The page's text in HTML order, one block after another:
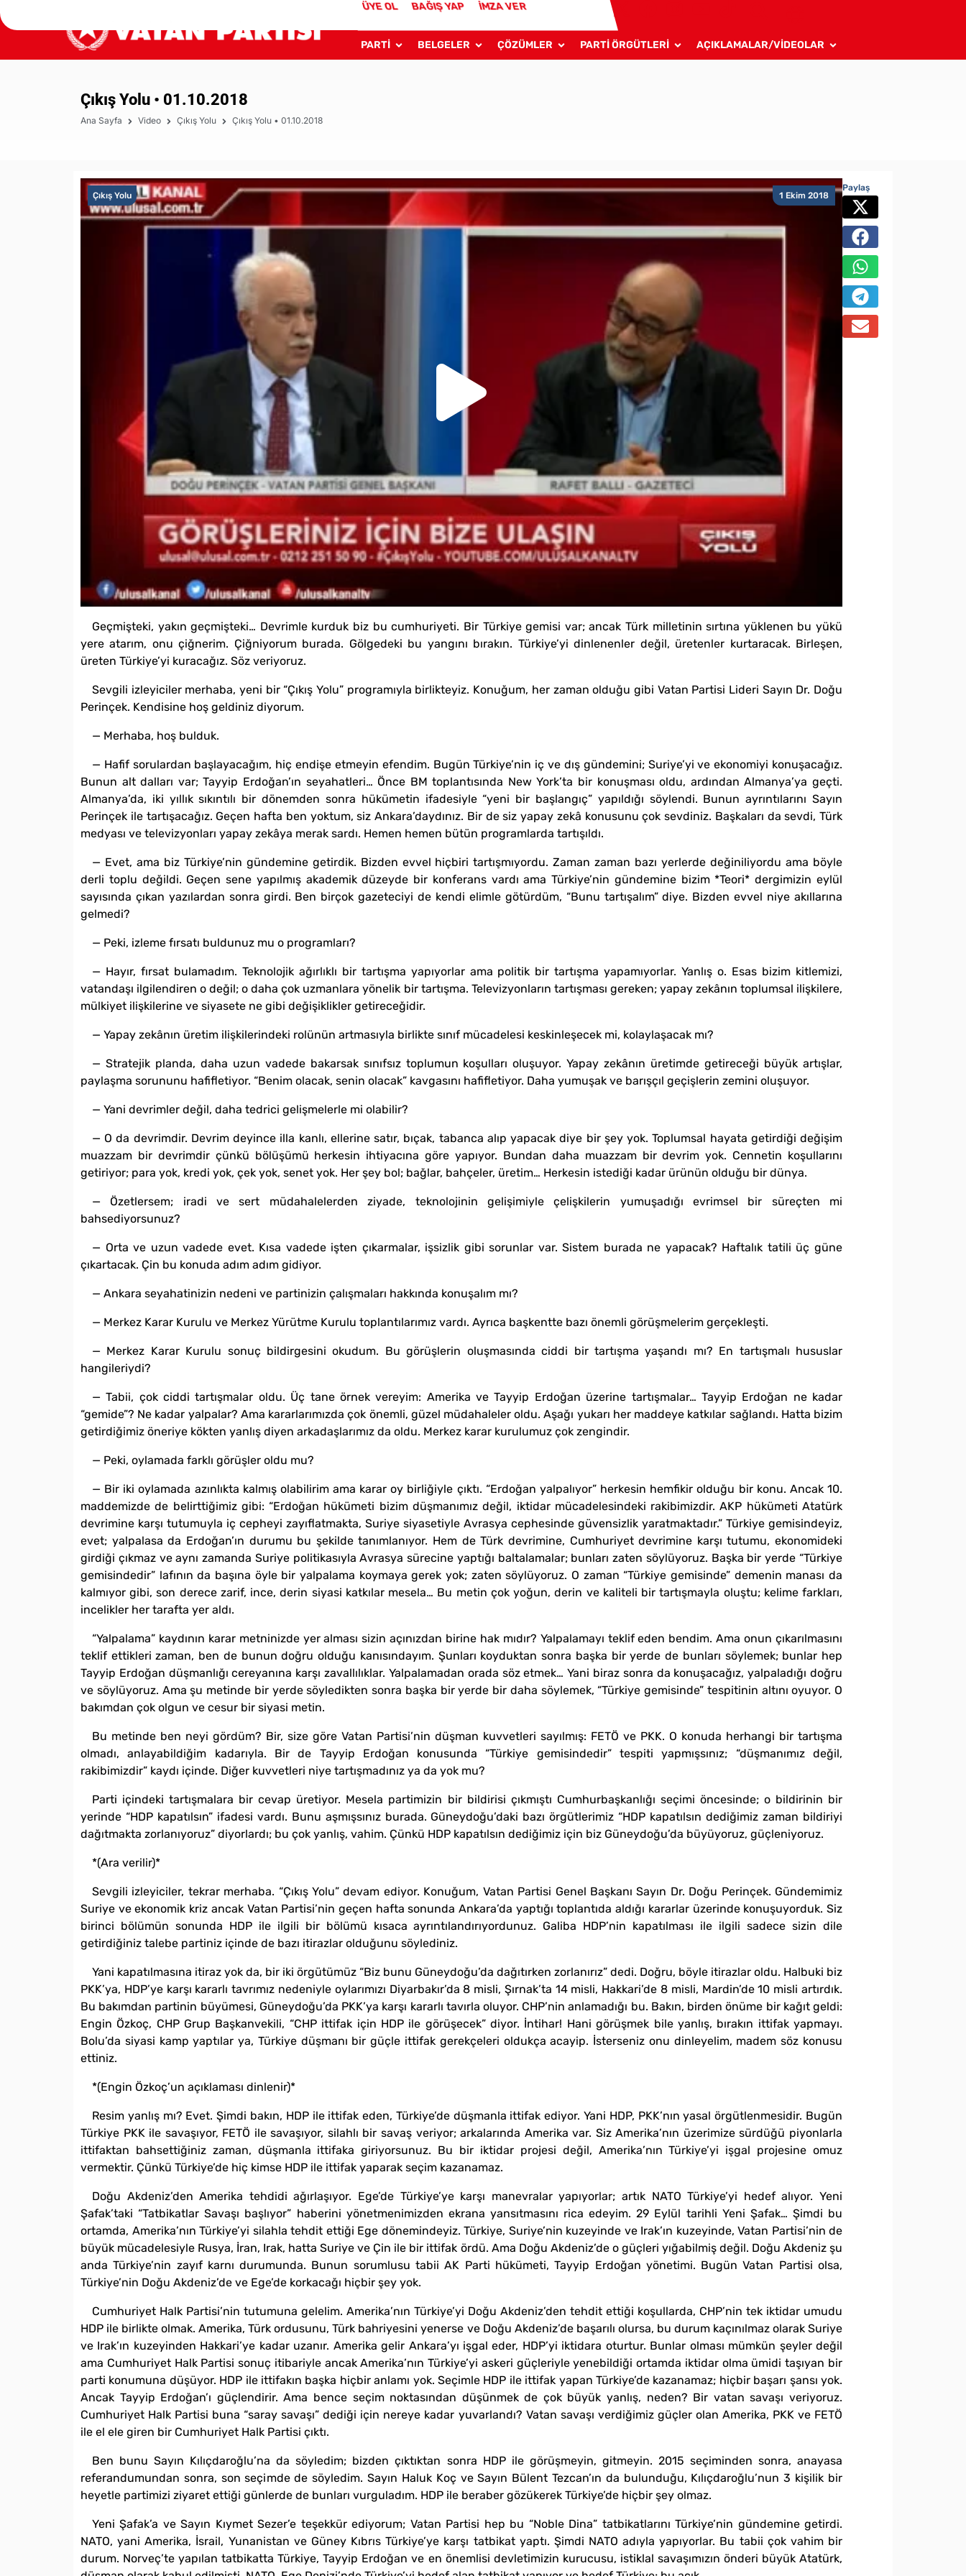
ÜYE OL BAĞIŞ YAP İMZA VER
PARTİ BELGELER ÇÖZÜMLER PARTİ ÖRGÜTLERİ AÇIKLAMALAR/VİDEOLAR
Çıkış Yolu • 01.10.2018
Ana Sayfa Video Çıkış Yolu Çıkış Yolu • 01.10.2018
1 Ekim 2018
Çıkış Yolu
Geçmişteki, yakın geçmişteki… Devrimle kurduk biz bu cumhuriyeti. Bir Türkiye gemisi var; ancak Türk milletinin sırtına yüklenen bu yükü
yere atarım, onu çiğnerim. Çiğniyorum burada. Gölgedeki bu yangını bırakın. Türkiye’yi dinlenenler değil, üretenler kurtaracak. Birleşen,
üreten Türkiye’yi kuracağız. Söz veriyoruz.
Sevgili izleyiciler merhaba, yeni bir “Çıkış Yolu” programıyla birlikteyiz. Konuğum, her zaman olduğu gibi Vatan Partisi Lideri Sayın Dr. Doğu
Perinçek. Kendisine hoş geldiniz diyorum.
— Merhaba, hoş bulduk.
— Hafif sorulardan başlayacağım, hiç endişe etmeyin efendim. Bugün Türkiye’nin iç ve dış gündemini; Suriye’yi ve ekonomiyi konuşacağız.
Bunun alt dalları var; Tayyip Erdoğan’ın seyahatleri… Önce BM toplantısında New York’ta bir konuşması oldu, ardından Almanya’ya geçti.
Almanya’da, iki yıllık sıkıntılı bir dönemden sonra hükümetin ifadesiyle “yeni bir başlangıç” yapıldığı söylendi. Bunun ayrıntılarını Sayın
Perinçek ile tartışacağız. Geçen hafta ben yoktum, siz Ankara’daydınız. Bir de siz yapay zekâ konusunu çok sevdiniz. Başkaları da sevdi, Türk
medyası ve televizyonları yapay zekâya merak sardı. Hemen hemen bütün programlarda tartışıldı.
— Evet, ama biz Türkiye’nin gündemine getirdik. Bizden evvel hiçbiri tartışmıyordu. Zaman zaman bazı yerlerde değiniliyordu ama böyle
derli toplu değildi. Geçen sene yapılmış akademik düzeyde bir konferans vardı ama Türkiye’nin gündemine bizim *Teori* dergimizin eylül
sayısında çıkan yazılardan sonra girdi. Ben birçok gazeteciyi de kendi elimle götürdüm, “Bunu tartışalım” diye. Bizden evvel niye akıllarına
gelmedi?
— Peki, izleme fırsatı buldunuz mu o programları?
— Hayır, fırsat bulamadım. Teknolojik ağırlıklı bir tartışma yapıyorlar ama politik bir tartışma yapamıyorlar. Yanlış o. Esas bizim kitlemizi,
vatandaşı ilgilendiren o değil; o daha çok uzmanlara yönelik bir tartışma. Televizyonların tartışması gereken; yapay zekânın toplumsal ilişkilere,
mülkiyet ilişkilerine ve siyasete ne gibi değişiklikler getireceğidir.
— Yapay zekânın üretim ilişkilerindeki rolünün artmasıyla birlikte sınıf mücadelesi keskinleşecek mi, kolaylaşacak mı?
— Stratejik planda, daha uzun vadede bakarsak sınıfsız toplumun koşulları oluşuyor. Yapay zekânın üretimde getireceği büyük artışlar,
paylaşma sorununu hafifletiyor. “Benim olacak, senin olacak” kavgasını hafifletiyor. Daha yumuşak ve barışçıl geçişlerin zemini oluşuyor.
— Yani devrimler değil, daha tedrici gelişmelerle mi olabilir?
— O da devrimdir. Devrim deyince illa kanlı, ellerine satır, bıçak, tabanca alıp yapacak diye bir şey yok. Toplumsal hayata getirdiği değişim
muazzam bir devrimdir çünkü bölüşümü herkesin ihtiyacına göre yapıyor. Bundan daha muazzam bir devrim yok. Cennetin koşullarını
getiriyor; para yok, kredi yok, çek yok, senet yok. Her şey bol; bağlar, bahçeler, üretim… Herkesin istediği kadar ürünün olduğu bir dünya.
— Özetlersem; iradi ve sert müdahalelerden ziyade, teknolojinin gelişimiyle çelişkilerin yumuşadığı evrimsel bir süreçten mi
bahsediyorsunuz?
— Orta ve uzun vadede evet. Kısa vadede işten çıkarmalar, işsizlik gibi sorunlar var. Sistem burada ne yapacak? Haftalık tatili üç güne
çıkartacak. Çin bu konuda adım adım gidiyor.
— Ankara seyahatinizin nedeni ve partinizin çalışmaları hakkında konuşalım mı?
— Merkez Karar Kurulu ve Merkez Yürütme Kurulu toplantılarımız vardı. Ayrıca başkentte bazı önemli görüşmelerim gerçekleşti.
— Merkez Karar Kurulu sonuç bildirgesini okudum. Bu görüşlerin oluşmasında ciddi bir tartışma yaşandı mı? En tartışmalı hususlar
hangileriydi?
— Tabii, çok ciddi tartışmalar oldu. Üç tane örnek vereyim: Amerika ve Tayyip Erdoğan üzerine tartışmalar… Tayyip Erdoğan ne kadar
“gemide”? Ne kadar yalpalar? Ama kararlarımızda çok önemli, güzel müdahaleler oldu. Aşağı yukarı her maddeye katkılar sağlandı. Hatta bizim
getirdiğimiz öneriye kökten yanlış diyen arkadaşlarımız da oldu. Merkez karar kurulumuz çok zengindir.
— Peki, oylamada farklı görüşler oldu mu?
— Bir iki oylamada azınlıkta kalmış olabilirim ama karar oy birliğiyle çıktı. “Erdoğan yalpalıyor” herkesin hemfikir olduğu bir konu. Ancak 10.
maddemizde de belirttiğimiz gibi: “Erdoğan hükümeti bizim düşmanımız değil, iktidar mücadelesindeki rakibimizdir. AKP hükümeti Atatürk
devrimine karşı tutumuyla iç cepheyi zayıflatmakta, Suriye siyasetiyle Avrasya cephesinde güvensizlik yaratmaktadır.” Türkiye gemisindeyiz,
evet; yalpalasa da Erdoğan’ın durumu bu şekilde tanımlanıyor. Hem de Türk devrimine, Cumhuriyet devrimine karşı tutumu, ekonomideki
girdiği çıkmaz ve aynı zamanda Suriye politikasıyla Avrasya sürecine yaptığı baltalamalar; bunları zaten söylüyoruz. Başka bir yerde “Türkiye
gemisindedir” lafının da başına öyle bir yalpalama koymaya gerek yok; zaten söylüyoruz. O zaman “Türkiye gemisinde” demenin manası da
kalmıyor gibi, son derece zarif, ince, derin siyasi katkılar mesela… Bu metin çok yoğun, derin ve kaliteli bir tartışmayla oluştu; kelime farkları,
incelikler her tarafta yer aldı.
“Yalpalama” kaydının karar metninizde yer alması sizin açınızdan birine hak mıdır? Yalpalamayı teklif eden bendim. Ama onun çıkarılmasını
teklif ettikleri zaman, ben de bunun doğru olduğu kanısındayım. Şunları koyduktan sonra başka bir yerde de bunları söylemek; bunlar hep
Tayyip Erdoğan düşmanlığı cereyanına karşı zavallılıklar. Yalpalamadan orada söz etmek… Yani biraz sonra da konuşacağız, yalpaladığı doğru
ve söylüyoruz. Ama şu metinde bir yerde söyledikten sonra başka bir yerde bir daha söylemek, “Türkiye gemisinde” tespitinin altını oyuyor. O
bakımdan çok olgun ve cesur bir siyasi metin.
Bu metinde ben neyi gördüm? Bir, size göre Vatan Partisi’nin düşman kuvvetleri sayılmış: FETÖ ve PKK. O konuda herhangi bir tartışma
olmadı, anlayabildiğim kadarıyla. Bir de Tayyip Erdoğan konusunda “Türkiye gemisindedir” tespiti yapmışsınız; “düşmanımız değil,
rakibimizdir” kaydı içinde. Diğer kuvvetleri niye tartışmadınız ya da yok mu?
Parti içindeki tartışmalara bir cevap üretiyor. Mesela partimizin bir bildirisi çıkmıştı Cumhurbaşkanlığı seçimi öncesinde; o bildirinin bir
yerinde “HDP kapatılsın” ifadesi vardı. Bunu aşmışsınız burada. Güneydoğu’daki bazı örgütlerimiz “HDP kapatılsın dediğimiz zaman bildiriyi
dağıtmakta zorlanıyoruz” diyorlardı; bu çok yanlış, vahim. Çünkü HDP kapatılsın dediğimiz için biz Güneydoğu’da büyüyoruz, güçleniyoruz.
*(Ara verilir)*
Sevgili izleyiciler, tekrar merhaba. “Çıkış Yolu” devam ediyor. Konuğum, Vatan Partisi Genel Başkanı Sayın Dr. Doğu Perinçek. Gündemimiz
Suriye ve ekonomik kriz ancak Vatan Partisi’nin geçen hafta sonunda Ankara’da yaptığı toplantıda aldığı kararlar üzerinde konuşuyorduk. Siz
birinci bölümün sonunda HDP ile ilgili bir bölümü kısaca ayrıntılandırıyordunuz. Galiba HDP’nin kapatılması ile ilgili sadece sizin dile
getirdiğiniz talebe partiniz içinde de bazı itirazlar olduğunu söylediniz.
Yani kapatılmasına itiraz yok da, bir iki örgütümüz “Biz bunu Güneydoğu’da dağıtırken zorlanırız” dedi. Doğru, böyle itirazlar oldu. Halbuki biz
PKK’ya, HDP’ye karşı kararlı tavrımız nedeniyle oylarımızı Diyarbakır’da 8 misli, Şırnak’ta 14 misli, Hakkari’de 8 misli, Mardin’de 10 misli artırdık.
Bu bakımdan partinin büyümesi, Güneydoğu’da PKK’ya karşı kararlı tavırla oluyor. CHP’nin anlamadığı bu. Bakın, birden önüme bir kağıt geldi:
Engin Özkoç, CHP Grup Başkanvekili, “CHP ittifak için HDP ile görüşecek” diyor. İntihar! Hani görüşmek bile yanlış, bırakın ittifak yapmayı.
Bolu’da siyasi kamp yaptılar ya, Türkiye düşmanı bir güçle ittifak gerekçeleri oldukça acayip. İsterseniz onu dinleyelim, madem söz konusu
ettiniz.
*(Engin Özkoç’un açıklaması dinlenir)*
Resim yanlış mı? Evet. Şimdi bakın, HDP ile ittifak eden, Türkiye’de düşmanla ittifak ediyor. Yani HDP, PKK’nın yasal örgütlenmesidir. Bugün
Türkiye PKK ile savaşıyor, FETÖ ile savaşıyor, silahlı bir savaş veriyor; arkalarında Amerika var. Siz Amerika’nın üzerimize sürdüğü piyonlarla
ittifaktan bahsettiğiniz zaman, düşmanla ittifaka giriyorsunuz. Bu bir iktidar projesi değil, Amerika’nın Türkiye’yi işgal projesine omuz
vermektir. Çünkü Türkiye’de hiç kimse HDP ile ittifak yaparak seçim kazanamaz.
Doğu Akdeniz’den Amerika tehdidi ağırlaşıyor. Ege’de Türkiye’ye karşı manevralar yapıyorlar; artık NATO Türkiye’yi hedef alıyor. Yeni
Şafak’taki “Tatbikatlar Savaşı başlıyor” haberini yönetmenimizden ekrana yansıtmasını rica edeyim. 29 Eylül tarihli Yeni Şafak… Şimdi bu
ortamda, Amerika’nın Türkiye’yi silahla tehdit ettiği Ege dönemindeyiz. Türkiye, Suriye’nin kuzeyinde ve Irak’ın kuzeyinde, Vatan Partisi’nin de
büyük mücadelesiyle Rusya, İran, Irak, hatta Suriye ve Çin ile bir ittifak ördü. Ama Doğu Akdeniz’de o güçleri yığabilmiş değil. Doğu Akdeniz şu
anda Türkiye’nin zayıf karnı durumunda. Bunun sorumlusu tabii AK Parti hükümeti, Tayyip Erdoğan yönetimi. Bugün Vatan Partisi olsa,
Türkiye’nin Doğu Akdeniz’de ve Ege’de korkacağı hiçbir şey yok.
Cumhuriyet Halk Partisi’nin tutumuna gelelim. Amerika’nın Türkiye’yi Doğu Akdeniz’den tehdit ettiği koşullarda, CHP’nin tek iktidar umudu
HDP ile birlikte olmak. Amerika, Türk ordusunu, Türk bahriyesini yenerse ve Doğu Akdeniz’de başarılı olursa, bu durum kaçınılmaz olarak Suriye
ve Irak’ın kuzeyinden Hakkari’ye kadar uzanır. Amerika gelir Ankara’yı işgal eder, HDP’yi iktidara oturtur. Bunlar olması mümkün şeyler değil
ama Cumhuriyet Halk Partisi sonuç itibariyle ancak Amerika’nın Türkiye’yi askeri güçleriyle yenebildiği ortamda iktidar olma ümidi taşıyan bir
parti konumuna düşüyor. HDP ile ittifakın başka hiçbir anlamı yok. Seçimle HDP ile ittifak yapan Türkiye’de kazanamaz; hiçbir başarı şansı yok.
Ancak Tayyip Erdoğan’ı güçlendirir. Ama bence seçim noktasından düşünmek de çok büyük yanlış, neden? Bir vatan savaşı veriyoruz.
Cumhuriyet Halk Partisi buna “saray savaşı” dediği için nereye kadar yuvarlandı? Vatan savaşı verdiğimiz güçler olan Amerika, PKK ve FETÖ
ile el ele giren bir Cumhuriyet Halk Partisi çıktı.
Ben bunu Sayın Kılıçdaroğlu’na da söyledim; bizden çıktıktan sonra HDP ile görüşmeyin, gitmeyin. 2015 seçiminden sonra, anayasa
referandumundan sonra, son seçimde de söyledim. Sayın Haluk Koç ve Sayın Bülent Tezcan’ın da bulunduğu, Kılıçdaroğlu’nun 3 kişilik bir
heyetle partimizi ziyaret ettiği günlerde de bunları vurguladım. HDP ile beraber gözükerek Türkiye’de hiçbir şey olmaz.
Yeni Şafak’a ve Sayın Kıymet Sezer’e teşekkür ediyorum; Vatan Partisi hep bu “Noble Dina” tatbikatlarını Türkiye’nin gündemine getirdi.
NATO, yani Amerika, İsrail, Yunanistan ve Güney Kıbrıs Türkiye’ye karşı tatbikat yaptı. Şimdi NATO adıyla yapıyorlar. Bu tabii çok vahim bir
durum. Norveç’te yapılan tatbikatta Türkiye, Tayyip Erdoğan ve en önemlisi devletimizin kurucusu, istiklal savaşımızın önderi büyük Atatürk,
Paylaş